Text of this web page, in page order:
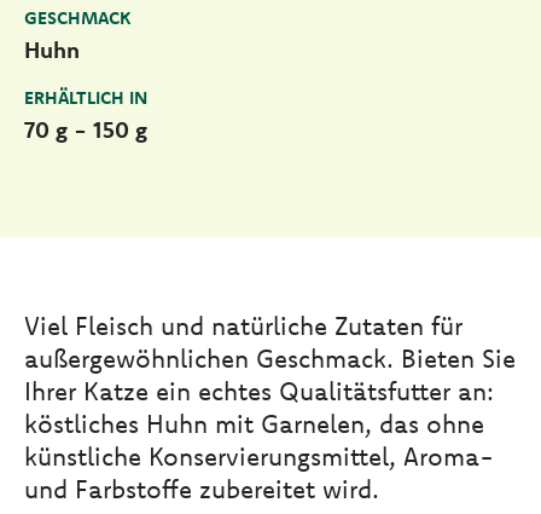
GESCHMACK
Huhn
ERHÄLTLICH IN
70 g - 150 g
Viel Fleisch und natürliche Zutaten für
außergewöhnlichen Geschmack. Bieten Sie
Ihrer Katze ein echtes Qualitätsfutter an:
köstliches Huhn mit Garnelen, das ohne
künstliche Konservierungsmittel, Aroma-
und Farbstoffe zubereitet wird.